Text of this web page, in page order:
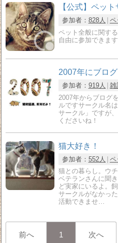
【公式】ペッ
参加者： 828人 ペ
ペット全般に関す
自由に参加できます
2007年にブロ
参加者： 919人 雑
2007年からブログ
ルですサークル名
サークル」ですが
くださいね！
猫大好き！
参加者： 552人 ペ
猫との暮らし。ウ
ベテランさんに聞
ど実家にいるよ。
サークルがなかっ
活動できませ…
前へ 1 次へ